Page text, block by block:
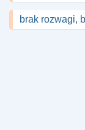
brak rozwagi,